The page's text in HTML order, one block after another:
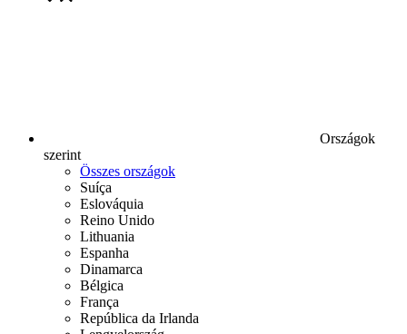
Országok
szerint
Összes országok
Suíça
Eslováquia
Reino Unido
Lithuania
Espanha
Dinamarca
Bélgica
França
República da Irlanda